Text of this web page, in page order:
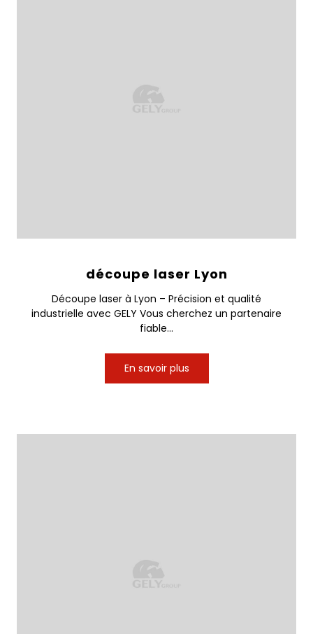
découpe laser Lyon
Découpe laser à Lyon – Précision et qualité
industrielle avec GELY Vous cherchez un partenaire
fiable...
En savoir plus